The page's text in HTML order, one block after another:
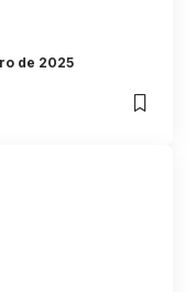
de 2025